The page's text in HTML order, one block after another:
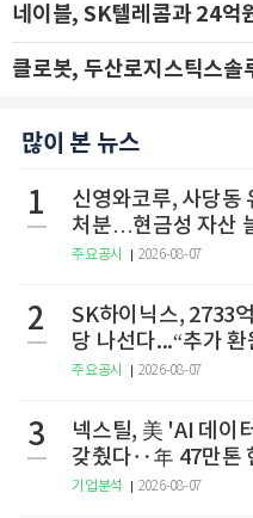
네이블, SK텔레콤과 24억
많이 본 뉴스
1
신영와코루, 사당동
처분…현금성 자산
주요공시 2026-08-07
2
SK하이닉스, 2733
당 나선다...“추가
개”
주요공시 2026-08-07
3
넥스틸, 美 'AI 데이
갖췄다‥年 47만톤
기업분석 2026-08-07